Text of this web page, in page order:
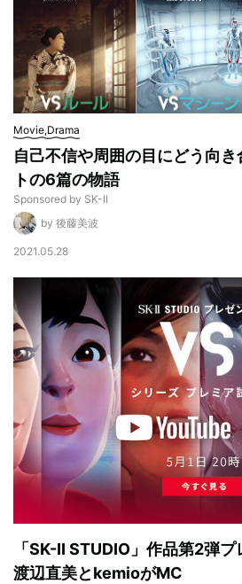
Movie,Drama
自己不信や周囲の目にどう向
トの6篇の物語
Sponsored by SK-II
by 後藤美波
2021.05.28
「SK-II STUDIO」作品第2弾
渡辺直美とkemioがMC